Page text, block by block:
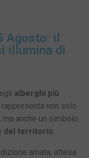
Agosto: il
illumina di
alberghi più
rappresenta non solo
anche un simbolo
del territorio
amata, attesa